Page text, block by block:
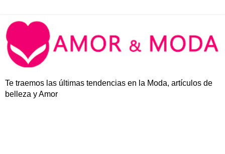
Te traemos las últimas tendencias en la Moda, artículos de
belleza y Amor